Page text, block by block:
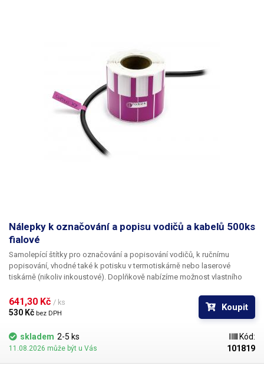
Nálepky k označování a popisu vodičů a kabelů 500ks
fialové
Samolepící štítky pro označování a popisování vodičů, k ručnímu
popisování, vhodné také k potisku v termotiskárně nebo laserové
tiskárně (nikoliv inkoustové). Doplňkově nabízíme možnost vlastního
kontaktujte naše obchodní oddělení
popisování kabelů v rozvaděčích a krabicových rozvodkáchpro
jednoduchou identifikaci jednotlivých kabelů. Popisovací štítky na
kabely nabízíme v pěti různých barevných variantách, pro ještě lepší
rozlišení vodičů - červená, oranžová, žlutá, bílá,
např. permanentním fixem, různými popisovači na CD, inkoustovým
(bombičkovým) perem a obyčejnou tužkou. Nelze popsat kuličkovou
641,30 Kč / ks
530 Kč bez DPH
Koupit
skladem 2-5 ks
11.08.2026 může být u Vás
Kód:
101819